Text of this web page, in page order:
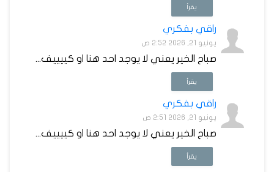
يقرأ
راقي بفكري
يونيو 21, 2026 2:52 ص
صباح الخير يعني لا يوجد احد هنا او كييييف...
يقرأ
راقي بفكري
يونيو 21, 2026 2:51 ص
صباح الخير يعني لا يوجد احد هنا او كييييف...
يقرأ